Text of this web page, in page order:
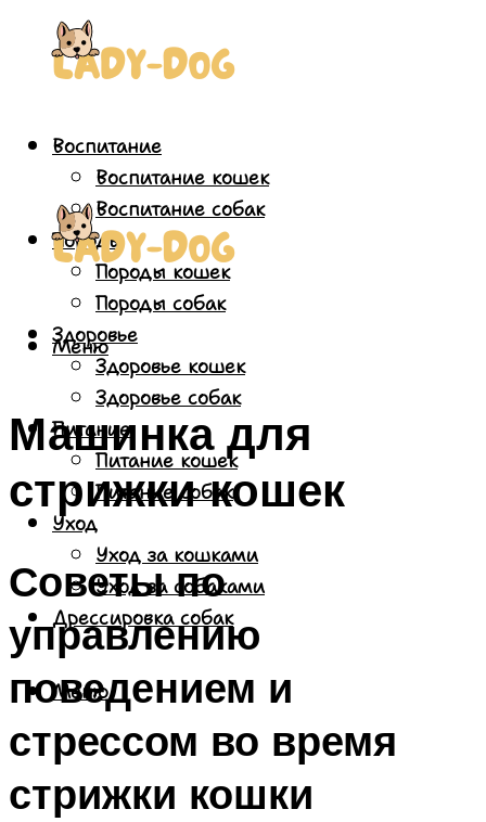
Воспитание
Воспитание кошек
Воспитание собак
Породы
Породы кошек
Породы собак
Здоровье
Здоровье кошек
Здоровье собак
Питание
Питание кошек
Питание собак
Уход
Уход за кошками
Уход за собаками
Дрессировка собак
Меню
Меню
Машинка для
стрижки кошек
Советы по
управлению
поведением и
стрессом во время
стрижки кошки